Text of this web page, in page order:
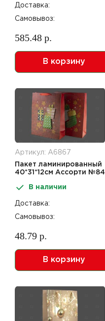
Доставка:
Самовывоз:
585.48 р.
В корзину
Артикул: А6867
Пакет ламинированный
40*31*12см Ассорти №84
В наличии
Доставка:
Самовывоз:
48.79 р.
В корзину